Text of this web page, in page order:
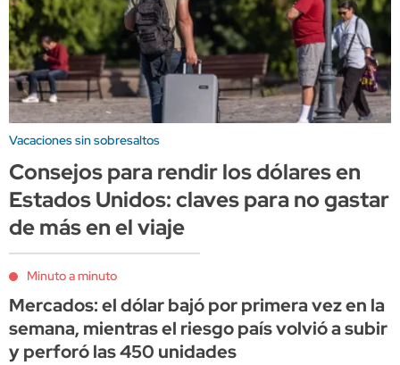
Vacaciones sin sobresaltos
Consejos para rendir los dólares en
Estados Unidos: claves para no gastar
de más en el viaje
Minuto a minuto
Mercados: el dólar bajó por primera vez en la
semana, mientras el riesgo país volvió a subir
y perforó las 450 unidades